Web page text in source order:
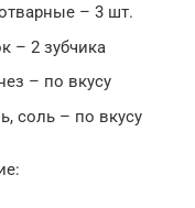
– 3 шт.
– 2 зубчика
– по вкусу
соль – по вкусу